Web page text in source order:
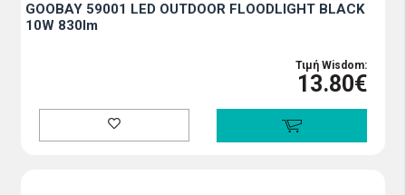
GOOBAY 59001 LED OUTDOOR FLOODLIGHT BLACK
10W 830lm
Τιμή Wisdom:
13.80€